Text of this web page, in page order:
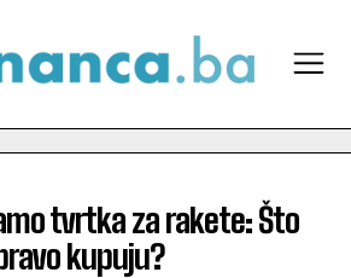
tvrtka za rakete: Što
kupuju?